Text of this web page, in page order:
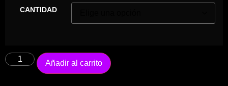
CANTIDAD
Añadir al carrito